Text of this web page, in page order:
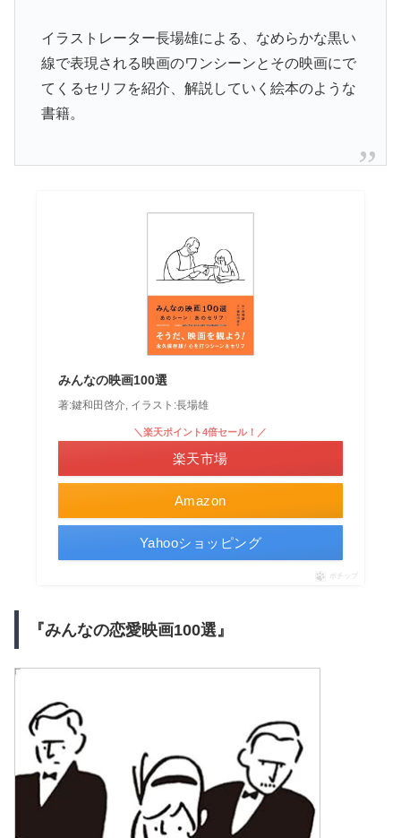
イラストレーター長場雄による、なめらかな黒い
線で表現される映画のワンシーンとその映画にで
てくるセリフを紹介、解説していく絵本のような
書籍。
みんなの映画100選
著:鍵和田啓介, イラスト:長場雄
Amazon
＼楽天ポイント4倍セール！／
楽天市場
Yahooショッピング
ポチップ
『みんなの恋愛映画100選』